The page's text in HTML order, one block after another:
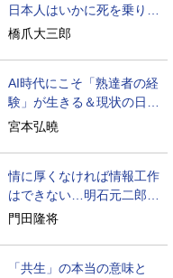
日本人はいかに死を乗り越
えるか
橋爪大三郎
AI時代にこそ「熟達者の経
験」が生きる＆現状の日本
経済の実情は
宮本弘曉
情に厚くなければ情報工作
はできない…明石元二郎の
対露工作の教訓
門田隆将
「共生」の本当の意味と